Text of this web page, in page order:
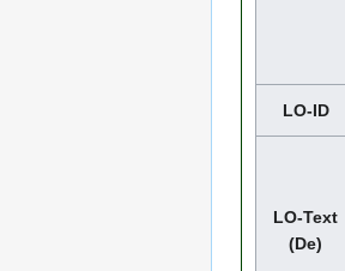
LO-ID
LO-Text
(De)